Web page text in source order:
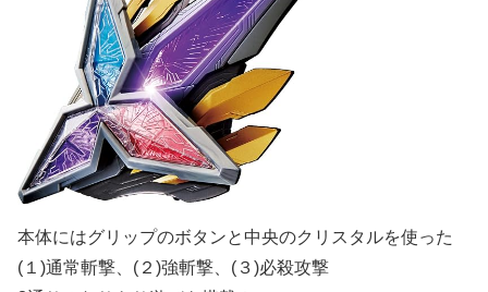
本体にはグリップのボタンと中央のクリスタルを使った
(１)通常斬撃、(２)強斬撃、(３)必殺攻撃